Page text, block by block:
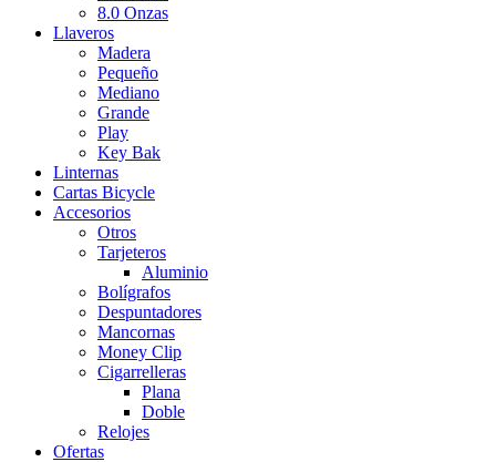
8.0 Onzas
Llaveros
Madera
Pequeño
Mediano
Grande
Play
Key Bak
Linternas
Cartas Bicycle
Accesorios
Otros
Tarjeteros
Aluminio
Bolígrafos
Despuntadores
Mancornas
Money Clip
Cigarrelleras
Plana
Doble
Relojes
Ofertas